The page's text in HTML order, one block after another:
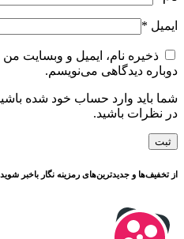
ایمیل *
ذخیره نام، ایمیل و وبسایت
دوباره دیدگاهی می‌نویسم.
شما باید وارد حساب خود شده
در نظرات باشید.
از تخفیف‌ها و جدیدترین‌های رمزینه نگار باخبر